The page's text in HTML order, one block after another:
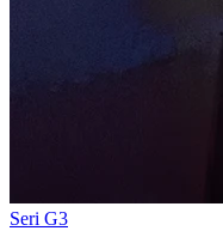
Seri G3